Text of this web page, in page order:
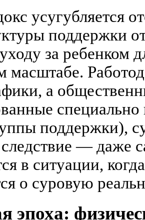
усугубляется
поддержки
за ребенком
масштабе.
а
специально
поддержки),
следствие — даже
в ситуации,
о суровую
эпоха: